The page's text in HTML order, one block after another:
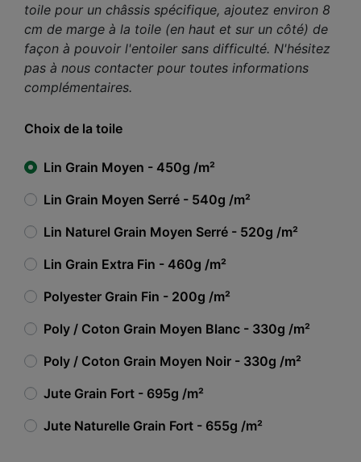
toile pour un châssis spécifique, ajoutez environ 8
cm de marge à la toile (en haut et sur un côté) de
façon à pouvoir l'entoiler sans difficulté. N'hésitez
pas à nous contacter pour toutes informations
complémentaires.
Choix de la toile
Lin Grain Moyen - 450g /m²
Lin Grain Moyen Serré - 540g /m²
Lin Naturel Grain Moyen Serré - 520g /m²
Lin Grain Extra Fin - 460g /m²
Polyester Grain Fin - 200g /m²
Poly / Coton Grain Moyen Blanc - 330g /m²
Poly / Coton Grain Moyen Noir - 330g /m²
Jute Grain Fort - 695g /m²
Jute Naturelle Grain Fort - 655g /m²